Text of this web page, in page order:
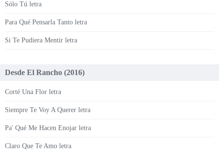
Sólo Tú letra
Para Qué Pensarla Tanto letra
Si Te Pudiera Mentir letra
Desde El Rancho (2016)
Corté Una Flor letra
Siempre Te Voy A Querer letra
Pa' Qué Me Hacen Enojar letra
Claro Que Te Amo letra